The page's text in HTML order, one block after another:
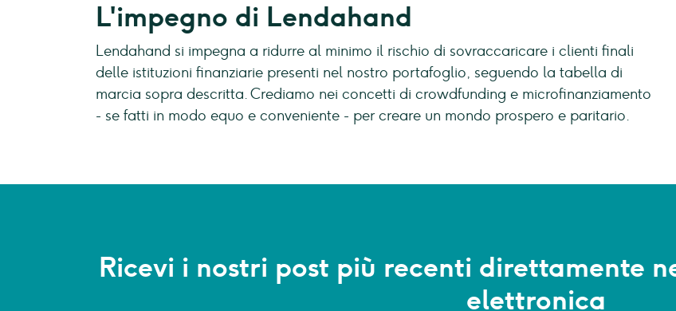
L'impegno di Lendahand
Lendahand si impegna a ridurre al minimo il rischio di sovraccaricare i clienti finali
delle istituzioni finanziarie presenti nel nostro portafoglio, seguendo la tabella di
marcia sopra descritta. Crediamo nei concetti di crowdfunding e microfinanziamento
- se fatti in modo equo e conveniente - per creare un mondo prospero e paritario.
Ricevi i nostri post più recenti direttamente
elettronica